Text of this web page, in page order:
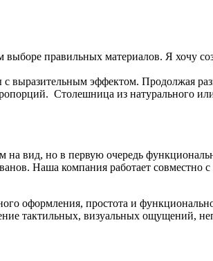
правильных материалов. Я хочу
выразительным эффектом. Продолжая
Столешница из натурального
на вид, но в первую очередь
Наша компания работает
оформления, простота и
тактильных, визуальных ощущений,